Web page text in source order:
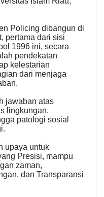
Policing dibangun di
pertama dari sisi
1996 ini, secara
pendekatan
kelestarian
dari menjaga
jawaban atas
lingkungan,
patologi sosial
upaya untuk
Presisi, mampu
zaman,
dan Transparansi